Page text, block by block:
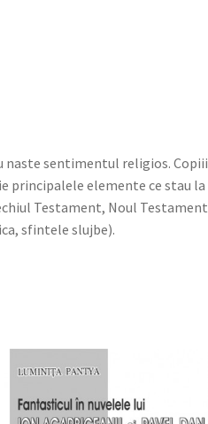
naste sentimentul religios. Copiii
principalele elemente ce stau la
Testament, Noul Testament
sfintele slujbe).